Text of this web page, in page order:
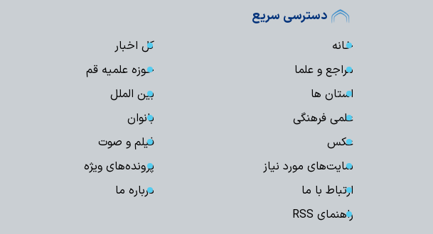
دسترسی سریع
خانه
کل اخبار
مراجع و علما
حوزه علمیه قم
استان ها
بین الملل
علمی فرهنگی
بانوان
عکس
فیلم و صوت
سایت‌های مورد نیاز
پرونده‌های ویژه
ارتباط با ما
درباره ما
راهنمای RSS